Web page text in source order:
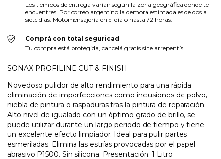
Los tiempos de entrega varían según la zona geográfica donde te
encuentres. Por correo argentino la demora estimada es de dos a
siete días. Motomensajería en el día o hasta 72 horas.
Comprá con total seguridad
Tu compra está protegida, cancelá gratis si te arrepentís.
SONAX PROFILINE CUT & FINISH
Novedoso pulidor de alto rendimiento para una rápida
eliminación de imperfecciones como inclusiones de polvo,
niebla de pintura o raspaduras tras la pintura de reparación.
Alto nivel de igualado con un óptimo grado de brillo, se
puede utilizar durante un largo periodo de tiempo y tiene
un excelente efecto limpiador. Ideal para pulir partes
esmeriladas. Elimina las estrías provocadas por el papel
abrasivo P1500. Sin silicona. Presentación: 1 Litro